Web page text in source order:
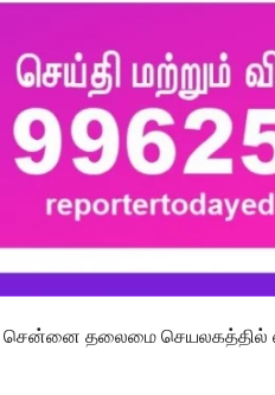
சென்னை தலைமை செயலகத்தில்